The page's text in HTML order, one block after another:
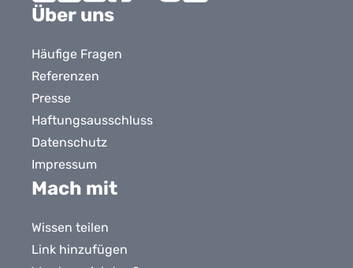
Bluesky
X LinkedInFacebook
Über uns
Häufige Fragen
Referenzen
Presse
Haftungsausschluss
Datenschutz
Impressum
Mach mit
Wissen teilen
Link hinzufügen